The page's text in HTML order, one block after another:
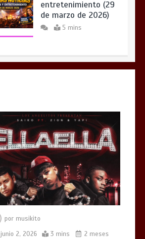
Últimas noticias
de música y
4 mins
ESENCIA DEL
REGGAETÓN CLÁSICO
CON “ELLAELLA”
JUNTO A ZION Y YAPI
3 mins
Laura Pausini se roba
3 mins
por musikito
junio 2, 2026
3 mins 2 meses